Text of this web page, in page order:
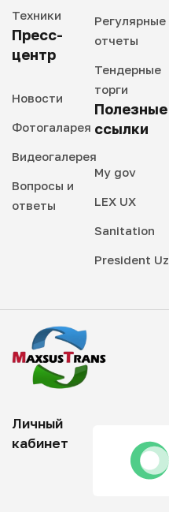
Техники
Пресс-
центр
Новости
Фотогаларея
Видеогалерея
Вопросы и
ответы
Регулярные
отчеты
Тендерные
торги
Полезные
ссылки
My gov
LEX UX
Sanitation
President Uz
Личный
кабинет